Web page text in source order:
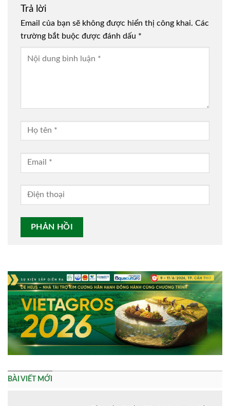
Trả lời
Email của bạn sẽ không được hiển thị công khai. Các
trường bắt buộc được đánh dấu *
BÀI VIẾT MỚI